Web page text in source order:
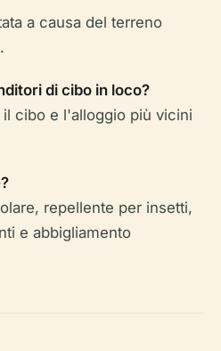
a causa del terreno
di cibo in loco?
cibo e l'alloggio più vicini
repellente per insetti,
e abbigliamento